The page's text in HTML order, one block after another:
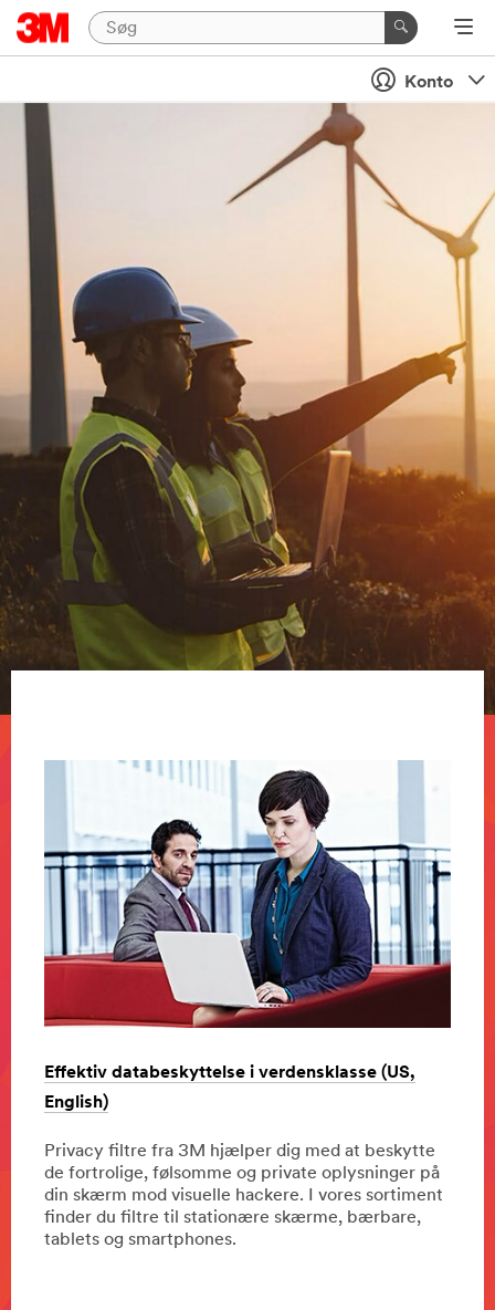
Konto
Effektiv databeskyttelse i verdensklasse (US,
English)
Privacy filtre fra 3M hjælper dig med at beskytte
de fortrolige, følsomme og private oplysninger på
din skærm mod visuelle hackere. I vores sortiment
finder du filtre til stationære skærme, bærbare,
tablets og smartphones.